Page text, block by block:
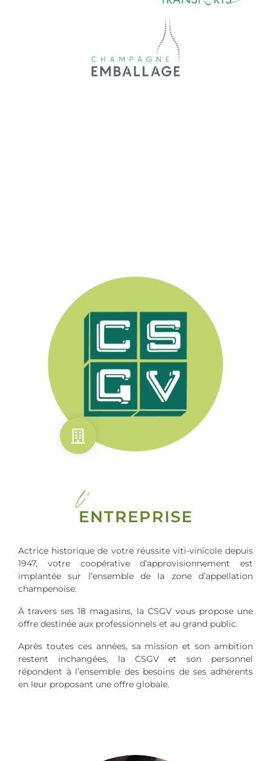
l'
ENTREPRISE
Actrice historique de votre réussite viti-vinicole depuis
1947, votre coopérative d’approvisionnement est
implantée sur l’ensemble de la zone d’appellation
champenoise.
À travers ses 18 magasins, la CSGV vous propose une
offre destinée aux professionnels et au grand public.
Après toutes ces années, sa mission et son ambition
restent inchangées, la CSGV et son personnel
répondent à l’ensemble des besoins de ses adhérents
en leur proposant une offre globale.